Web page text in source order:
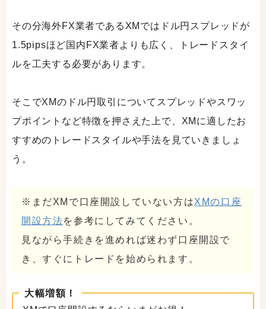
その分海外FX業者であるXMではドル円スプレッドが
1.5pipsほど国内FX業者よりも広く、トレードスタイ
ルを工夫する必要があります。
そこでXMのドル円取引についてスプレッドやスワッ
プポイントなど特徴を押さえた上で、XMに適したお
すすめのトレードスタイルや手法を見ていきましょ
う。
※まだXMで口座開設していない方はXMの口座
開設方法を参考にしてみてください。
見ながら手続きを進めれば迷わず口座開設で
き、すぐにトレードを始められます。
大幅増額！